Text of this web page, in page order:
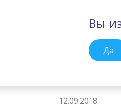
Вы из
Да
12.09.2018